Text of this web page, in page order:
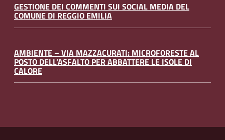
GESTIONE DEI COMMENTI SUI SOCIAL MEDIA DEL
COMUNE DI REGGIO EMILIA
AMBIENTE – VIA MAZZACURATI: MICROFORESTE AL
POSTO DELL’ASFALTO PER ABBATTERE LE ISOLE DI
CALORE